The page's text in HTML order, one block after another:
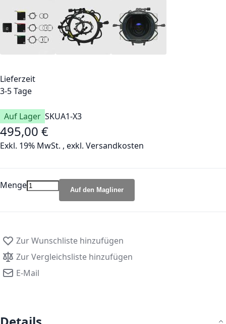
Lieferzeit
3-5 Tage
Auf Lager SKUA1-X3
495,00 €
Exkl. 19% MwSt. , exkl. Versandkosten
Menge Auf den Magliner
Zur Wunschliste hinzufügen
Zur Vergleichsliste hinzufügen
E-Mail